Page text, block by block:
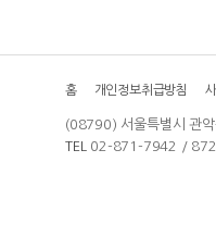
홈 개인정보취급방침
(08790) 서울특별시 관
TEL
02-871-7942 /